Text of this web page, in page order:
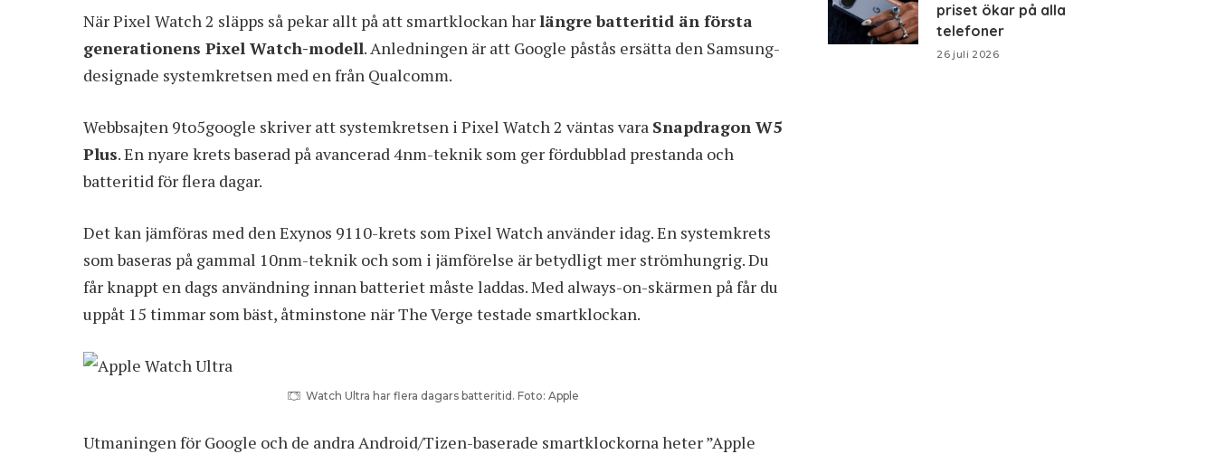
När Pixel Watch 2 släpps så pekar allt på att smartklockan harlängre batteritid än första
generationens Pixel Watch-modell. Anledningen är att Google påstås ersätta den Samsung-
designade systemkretsen med en från Qualcomm.
Webbsajten 9to5google skriver att systemkretsen i Pixel Watch 2 väntas vara Snapdragon W5
Plus. En nyare krets baserad på avancerad 4nm-teknik som ger fördubblad prestanda och
batteritid för flera dagar.
Det kan jämföras med den Exynos 9110-krets som Pixel Watch använder idag. En systemkrets
som baseras på gammal 10nm-teknik och som i jämförelse är betydligt mer strömhungrig. Du
får knappt en dags användning innan batteriet måste laddas. Med always-on-skärmen på får du
uppåt 15 timmar som bäst, åtminstone när The Verge testade smartklockan.
Watch Ultra har flera dagars batteritid. Foto: Apple
Utmaningen för Google och de andra Android/Tizen-baserade smartklockorna heter ”Apple
priset ökar på alla
telefoner
26 juli 2026